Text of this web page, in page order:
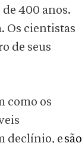
400 anos.
Os cientistas
de seus
como os
declínio, esão